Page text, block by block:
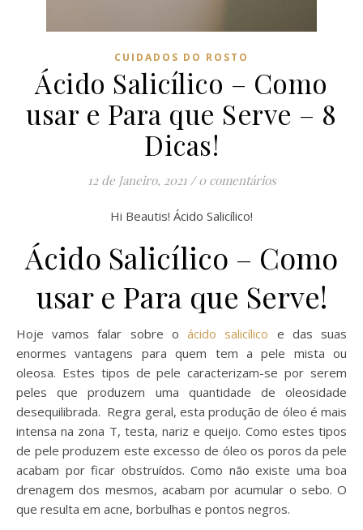
CUIDADOS DO ROSTO
Ácido Salicílico – Como
usar e Para que Serve – 8
Dicas!
12 de Janeiro, 2021 / 0 comentários
Hi Beautis! Ácido Salicílico!
Ácido Salicílico – Como
usar e Para que Serve!
Hoje vamos falar sobre oácido salicílico e das suas
enormes vantagens para quem tem a pele mista ou
oleosa. Estes tipos de pele caracterizam-se por serem
peles que produzem uma quantidade de oleosidade
desequilibrada. Regra geral, esta produção de óleo é mais
intensa na zona T, testa, nariz e queijo. Como estes tipos
de pele produzem este excesso de óleo os poros da pele
acabam por ficar obstruídos. Como não existe uma boa
drenagem dos mesmos, acabam por acumular o sebo. O
que resulta em acne, borbulhas e pontos negros.